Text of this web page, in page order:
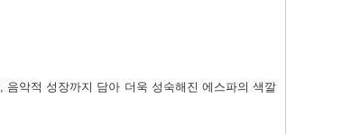
음악적 성장까지 담아 더욱 성숙해진 에스파의 색깔